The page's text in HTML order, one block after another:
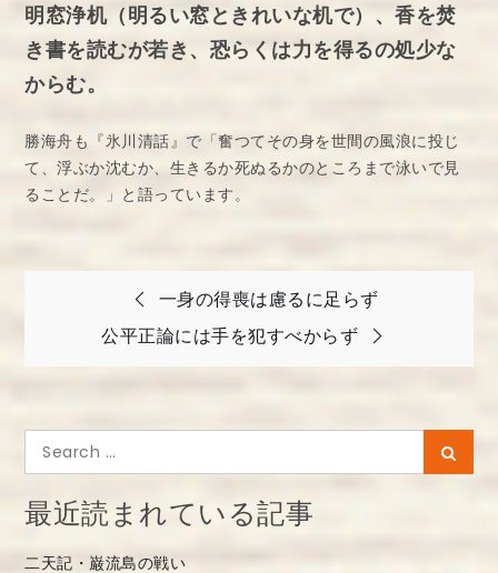
明窓浄机（明るい窓ときれいな机で）、香を焚
き書を読むが若き、恐らくは力を得るの処少な
からむ。
勝海舟も『氷川清話』で「奮つてその身を世間の風浪に投じ
て、浮ぶか沈むか、生きるか死ぬるかのところまで泳いで見
ることだ。」と語っています。
ナ
ゲ
ー
シ
ョ
一身の得喪は慮るに足らず
公平正論には手を犯すべからず
Search
for:
最近読まれている記事
二天記・巌流島の戦い